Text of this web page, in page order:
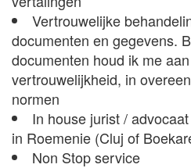
Vertrouwelijke
documenten en gegevens.
documenten houd ik me
vertrouwelijkheid, in
normen
In house jurist /
in Roemenie (Cluj of
Non Stop service